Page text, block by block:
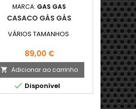
MARCA: GAS GAS
CASACO GÁS GÁS
VÁRIOS TAMANHOS
Preço
89,00 €
 Adicionar ao carrinho
 Disponível